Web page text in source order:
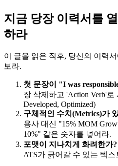
지금 당장 이력서를
하라
이 글을 읽은 직후, 당신의 이력
보라.
첫 문장이 "I was
장 삭제하고 'Action Verb'로
Developed, Optimized)
구체적인 수치(Metrics)가
용사 대신 "15% MOM
10%" 같은 숫자를 넣어라.
포맷이 지나치게 화려한가?
ATS가 긁어갈 수 있는 텍